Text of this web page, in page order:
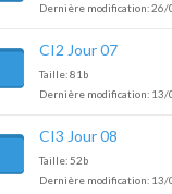
Dernière modification:
CI2 Jour 07
Taille: 81b
Dernière modification:
CI3 Jour 08
Taille: 52b
Dernière modification: